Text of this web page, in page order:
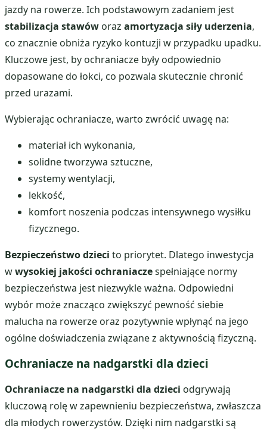
jazdy na rowerze. Ich podstawowym zadaniem jest
stabilizacja stawów oraz amortyzacja siły uderzenia,
co znacznie obniża ryzyko kontuzji w przypadku upadku.
Kluczowe jest, by ochraniacze były odpowiednio
dopasowane do łokci, co pozwala skutecznie chronić
przed urazami.
Wybierając ochraniacze, warto zwrócić uwagę na:
materiał ich wykonania,
solidne tworzywa sztuczne,
systemy wentylacji,
lekkość,
komfort noszenia podczas intensywnego wysiłku
fizycznego.
Bezpieczeństwo dzieci to priorytet. Dlatego inwestycja
wwysokiej jakości ochraniaczespełniające normy
bezpieczeństwa jest niezwykle ważna. Odpowiedni
wybór może znacząco zwiększyć pewność siebie
malucha na rowerze oraz pozytywnie wpłynąć na jego
ogólne doświadczenia związane z aktywnością fizyczną.
Ochraniacze na nadgarstki dla dzieci
Ochraniacze na nadgarstki dla dzieci odgrywają
kluczową rolę w zapewnieniu bezpieczeństwa, zwłaszcza
dla młodych rowerzystów. Dzięki nim nadgarstki są